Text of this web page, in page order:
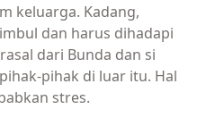
keluarga. Kadang,
dan harus dihadapi
dari Bunda dan si
pihak di luar itu. Hal
stres.